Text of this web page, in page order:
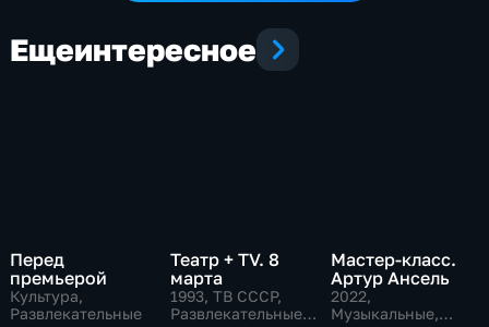
Ещеинтересное
Перед
премьерой
Культура,
Развлекательные
Театр + TV. 8
марта
1993, ТВ СССР,
Развлекательные,
Мастер-класс.
Артур Ансель
2022,
Музыкальные,